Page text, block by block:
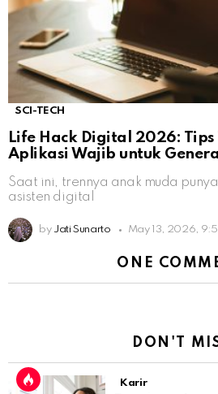
SCI-TECH
Life Hack Digital 2026:
Aplikasi Wajib untuk
Saat ini, trennya anak muda
asisten digital
by Jati Sunarto May 13, 2026,
ONE
DON'T
Karir